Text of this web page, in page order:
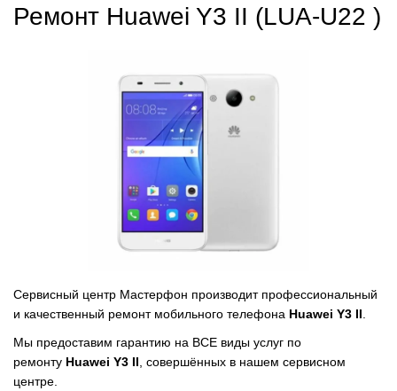
Ремонт Huawei Y3 II (LUA-U22 )
Сервисный центр Мастерфон производит профессиональный
и качественный ремонт мобильного телефона Huawei Y3 II
Мы предоставим гарантию на ВСЕ виды услуг по
ремонту Huawei Y3 II , совершённых в нашем сервисном
центре.